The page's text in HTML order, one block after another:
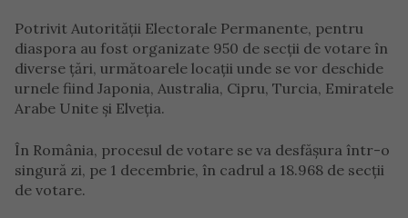
Potrivit Autorității Electorale Permanente, pentru
diaspora au fost organizate 950 de secții de votare în
diverse țări, următoarele locații unde se vor deschide
urnele fiind Japonia, Australia, Cipru, Turcia, Emiratele
Arabe Unite și Elveția.
În România, procesul de votare se va desfășura într-o
singură zi, pe 1 decembrie, în cadrul a 18.968 de secții
de votare.